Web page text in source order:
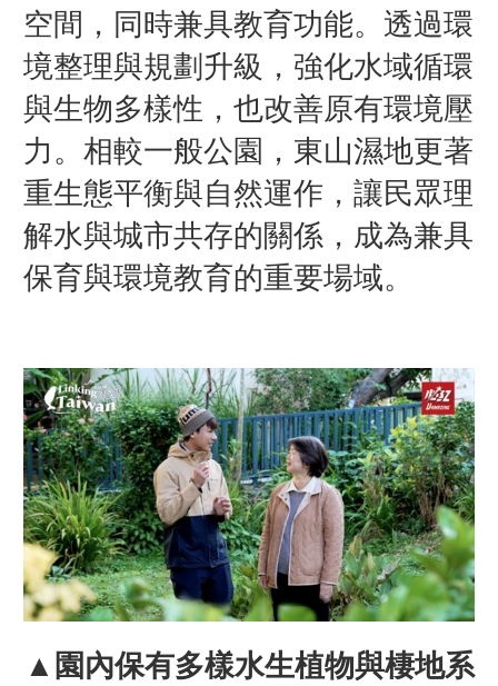
空間，同時兼具教育功能。透過環
境整理與規劃升級，強化水域循環
與生物多樣性，也改善原有環境壓
力。相較一般公園，東山濕地更著
重生態平衡與自然運作，讓民眾理
解水與城市共存的關係，成為兼具
保育與環境教育的重要場域。
▲園內保有多樣水生植物與棲地系